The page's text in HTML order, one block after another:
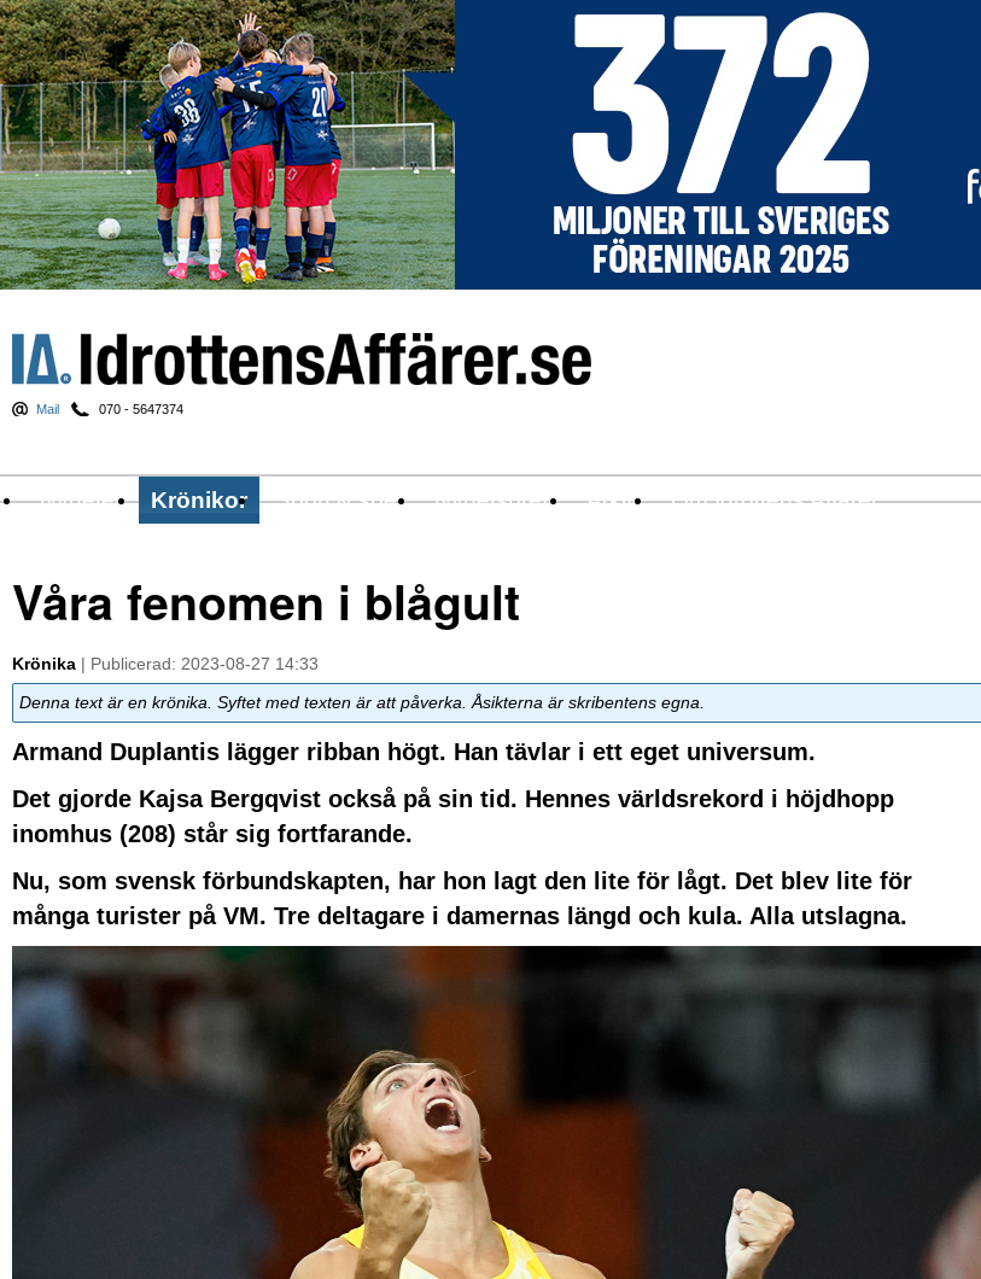
Mail 070 - 5647374
Nyheter Krönikor Sport & spel Nyhetsbrev Arkiv Om Idrottens Affärer
Våra fenomen i blågult
Krönika | Publicerad: 2023-08-27 14:33
Denna text är en krönika. Syftet med texten är att påverka. Åsikterna är skribentens egna.
Armand Duplantis lägger ribban högt. Han tävlar i ett eget universum.
Det gjorde Kajsa Bergqvist också på sin tid. Hennes världsrekord i höjdhopp
inomhus (208) står sig fortfarande.
Nu, som svensk förbundskapten, har hon lagt den lite för lågt. Det blev lite för
många turister på VM. Tre deltagare i damernas längd och kula. Alla utslagna.